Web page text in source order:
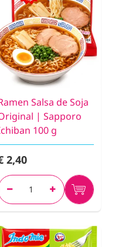
Salsa de Soja
| Sapporo
100 g
2,40